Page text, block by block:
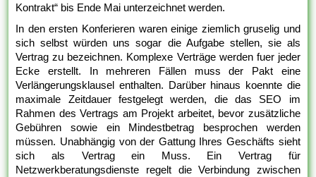
Kontrakt“ bis Ende Mai unterzeichnet werden.
In den ersten Konferieren waren einige ziemlich gruselig und
sich selbst würden uns sogar die Aufgabe stellen, sie als
Vertrag zu bezeichnen. Komplexe Verträge werden fuer jeder
Ecke erstellt. In mehreren Fällen muss der Pakt eine
Verlängerungsklausel enthalten. Darüber hinaus koennte die
maximale Zeitdauer festgelegt werden, die das SEO im
Rahmen des Vertrags am Projekt arbeitet, bevor zusätzliche
Gebühren sowie ein Mindestbetrag besprochen werden
müssen. Unabhängig von der Gattung Ihres Geschäfts sieht
sich als Vertrag ein Muss. Ein Vertrag für
Netzwerkberatungsdienste regelt die Verbindung zwischen